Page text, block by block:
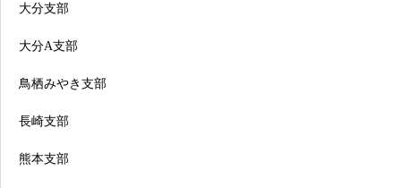
大分支部
大分A支部
鳥栖みやき支部
長崎支部
熊本支部